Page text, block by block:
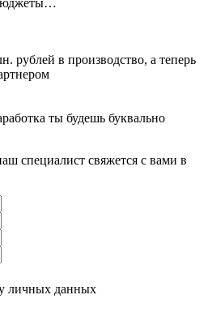
рублей в производство, а теперь
ты будешь буквально
специалист свяжется с вами в
личных данных